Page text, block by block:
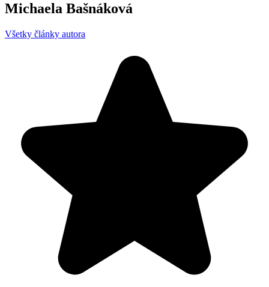
Michaela Bašnáková
Všetky články autora